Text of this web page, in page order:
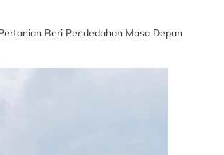
Beri Pendedahan Masa Depan